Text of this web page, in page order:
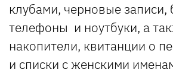
клубами, черновые записи,
телефоны и ноутбуки, а
накопители, квитанции о
и списки с женскими